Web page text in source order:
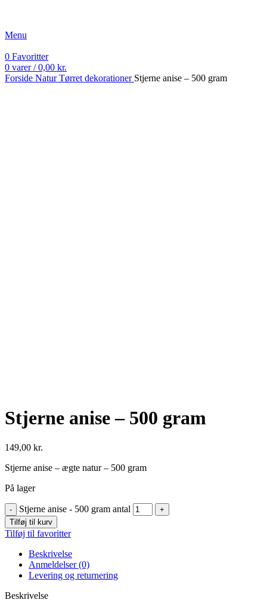
Menu
0 Favoritter
0 varer / 0,00 kr.
Forside NaturTørret dekorationer Stjerne anise – 500 gram
Stjerne anise – 500 gram
149,00 kr.
Stjerne anise – ægte natur – 500 gram
På lager
Stjerne anise - 500 gram antal
Tilføj til kurv
Tilføj til favoritter
Beskrivelse
Anmeldelser (0)
Levering og returnering
Beskrivelse